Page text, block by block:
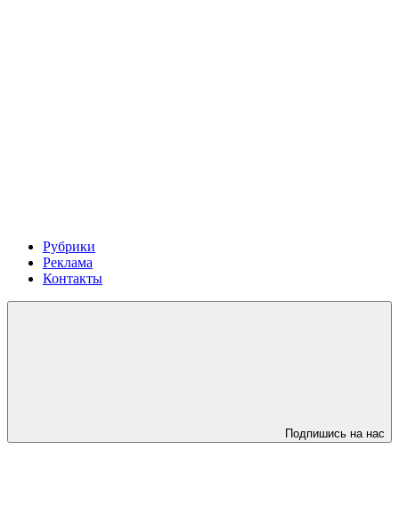
Рубрики
Реклама
Контакты
Подпишись на нас